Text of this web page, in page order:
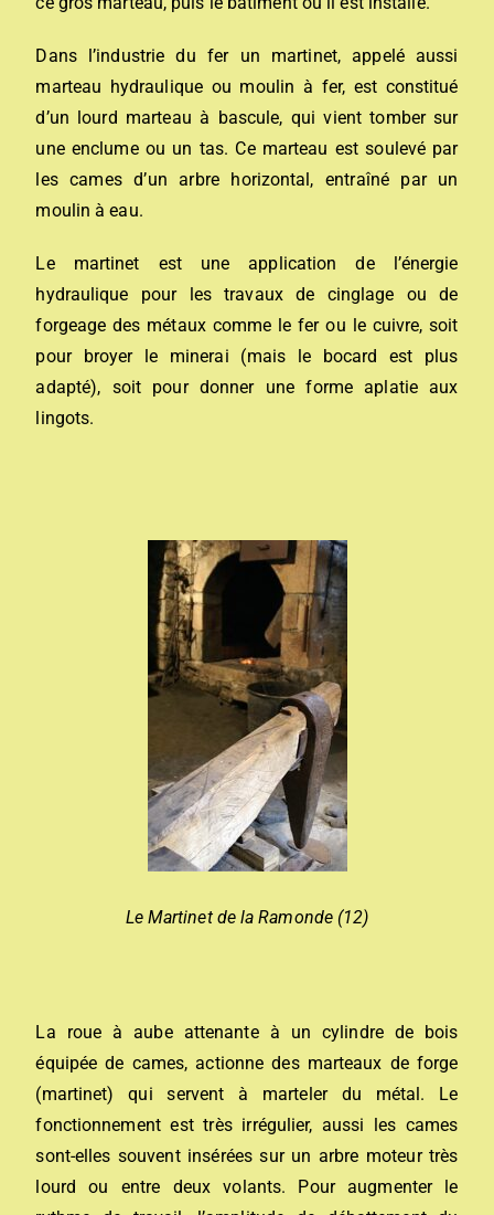
Dans l’industrie du fer un martinet, appelé aussi
marteau hydraulique ou moulin à fer, est constitué
d’un lourd marteau à bascule, qui vient tomber sur
une enclume ou un tas. Ce marteau est soulevé par
les cames d’un arbre horizontal, entraîné par un
moulin à eau.
Le martinet est une application de l’énergie
hydraulique pour les travaux de cinglage ou de
forgeage des métaux comme le fer ou le cuivre, soit
pour broyer le minerai (mais le bocard est plus
adapté), soit pour donner une forme aplatie aux
lingots.
Le Martinet de la Ramonde (12)
La roue à aube attenante à un cylindre de bois
équipée de cames, actionne des marteaux de forge
(martinet) qui servent à marteler du métal. Le
fonctionnement est très irrégulier, aussi les cames
sont-elles souvent insérées sur un arbre moteur très
lourd ou entre deux volants. Pour augmenter le